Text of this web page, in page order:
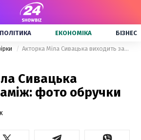
ЕКОНОМІКА БІЗНЕС
Акторка Міла Сивацька виходить заміж: фото обручки
Сивацька
фото обручки